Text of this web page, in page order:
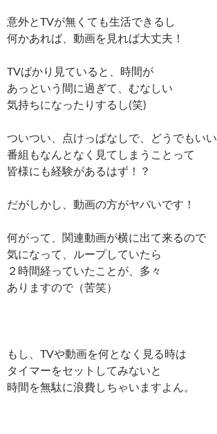
意外とTVが無くても生活できるし
何かあれば、動画を見れば大丈夫！
TVばかり見ていると、時間が
あっという間に過ぎて、むなしい
気持ちになったりするし(笑)
ついつい、点けっぱなしで、どうでもいい
番組もなんとなく見てしまうことって
皆様にも経験があるはず！？
だがしかし、動画の方がヤバいです！
何がって、関連動画が横に出て来るので
気になって、ループしていたら
２時間経っていたことが、多々
ありますので（苦笑）
もし、TVや動画を何となく見る時は
タイマーをセットしてみないと
時間を無駄に浪費しちゃいますよん。